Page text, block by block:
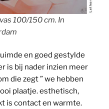
100/150 cm. In
en goed gestylde
is bij nader inzien meer
die zegt ” we hebben
plaatje. esthetisch,
is contact en warmte.